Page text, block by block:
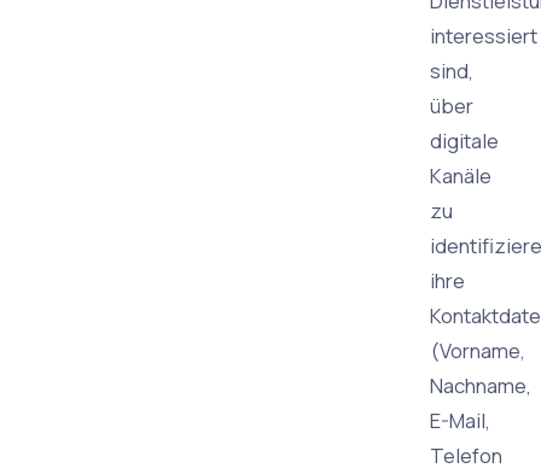
interessiert
sind,
über
digitale
Kanäle
zu
ihre
(Vorname,
Nachname,
E-Mail,
Telefon